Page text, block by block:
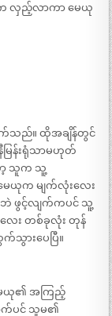
က လှည့်လာကာ မေယု
က်သည်။ ထိုအချိန်တွင်
ြန်းရုံသာမဟုတ်
ော့ သူက သူ့
ယုက မျက်လုံးလေး
ဘဲ ဖွင့်လျက်ကပင် သူ့
း တစ်ခုလုံး တုန်
ားပေပြီ။
ေယု၏ အကြည့်
က်ပင် သူမ၏